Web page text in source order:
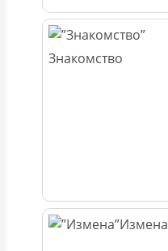
Знакомство
Измена